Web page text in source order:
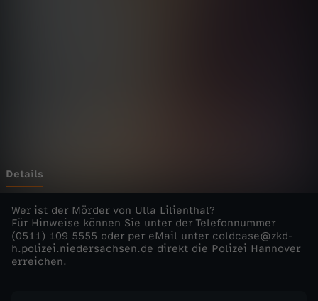
h
e
n
Details
Wer ist der Mörder von Ulla Lilienthal?
Für Hinweise können Sie unter der Telefonnummer
(0511) 109 5555 oder per eMail unter coldcase@zkd-
h.polizei.niedersachsen.de direkt die Polizei Hannover
erreichen.